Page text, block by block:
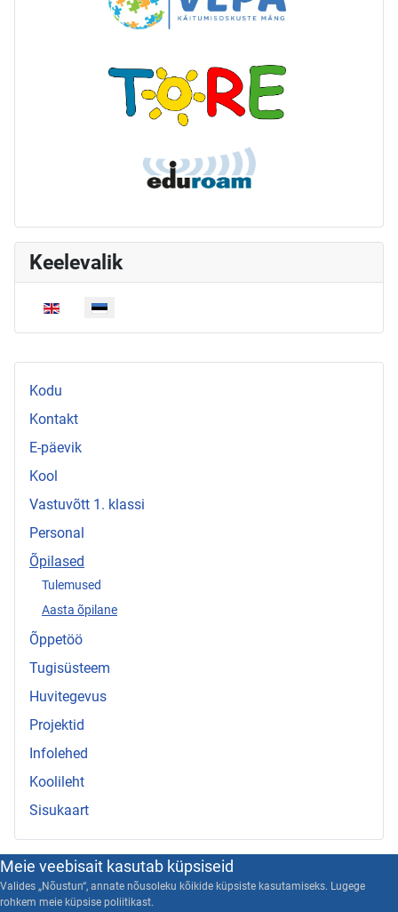
Kodu
Kontakt
E-päevik
Kool
Vastuvõtt 1. klassi
Personal
Õpilased
Tulemused
Aasta õpilane
Õppetöö
Tugisüsteem
Huvitegevus
Projektid
Infolehed
Koolileht
Sisukaart
Keelevalik
Vali keel
Meie veebisait kasutab küpsiseid
Valides „Nõustun“, annate nõusoleku kõikide küpsiste kasutamiseks. Lugege
rohkem meie küpsise poliitikast.